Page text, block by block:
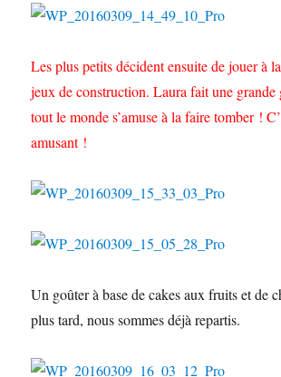
Les plus petits décident ensuite de jouer à
jeux de construction. Laura fait une grande
tout le monde s’amuse à la faire tomber !
amusant !
Un goûter à base de cakes aux fruits et de
plus tard, nous sommes déjà repartis.